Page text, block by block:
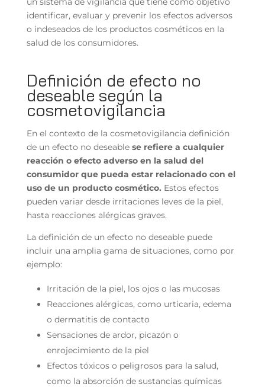
identificar, evaluar y prevenir los efectos adversos
o indeseados de los productos cosméticos en la
salud de los consumidores.
Definición de efecto no
deseable según la
cosmetovigilancia
En el contexto de la cosmetovigilancia definición
de un efecto no deseable se refiere a cualquier
reacción o efecto adverso en la salud del
consumidor que pueda estar relacionado con el
uso de un producto cosmético. Estos efectos
pueden variar desde irritaciones leves de la piel,
hasta reacciones alérgicas graves.
La definición de un efecto no deseable puede
incluir una amplia gama de situaciones, como por
ejemplo:
Irritación de la piel, los ojos o las mucosas
Reacciones alérgicas, como urticaria, edema
o dermatitis de contacto
Sensaciones de ardor, picazón o
enrojecimiento de la piel
Efectos tóxicos o peligrosos para la salud,
como la absorción de sustancias químicas